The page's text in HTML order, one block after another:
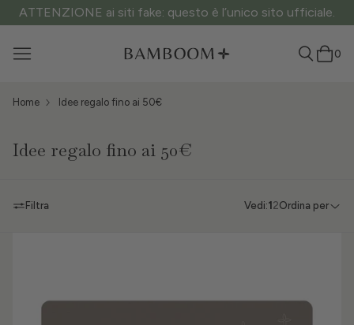
ATTENZIONE ai siti fake: questo è l’unico sito ufficiale.
0
Home Idee regalo fino ai 50€
Idee regalo fino ai 50€
Filtra Vedi:1 2Ordina per